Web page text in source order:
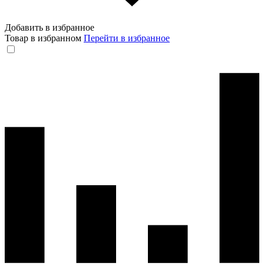
Добавить в избранное
Товар в избранном Перейти в избранное